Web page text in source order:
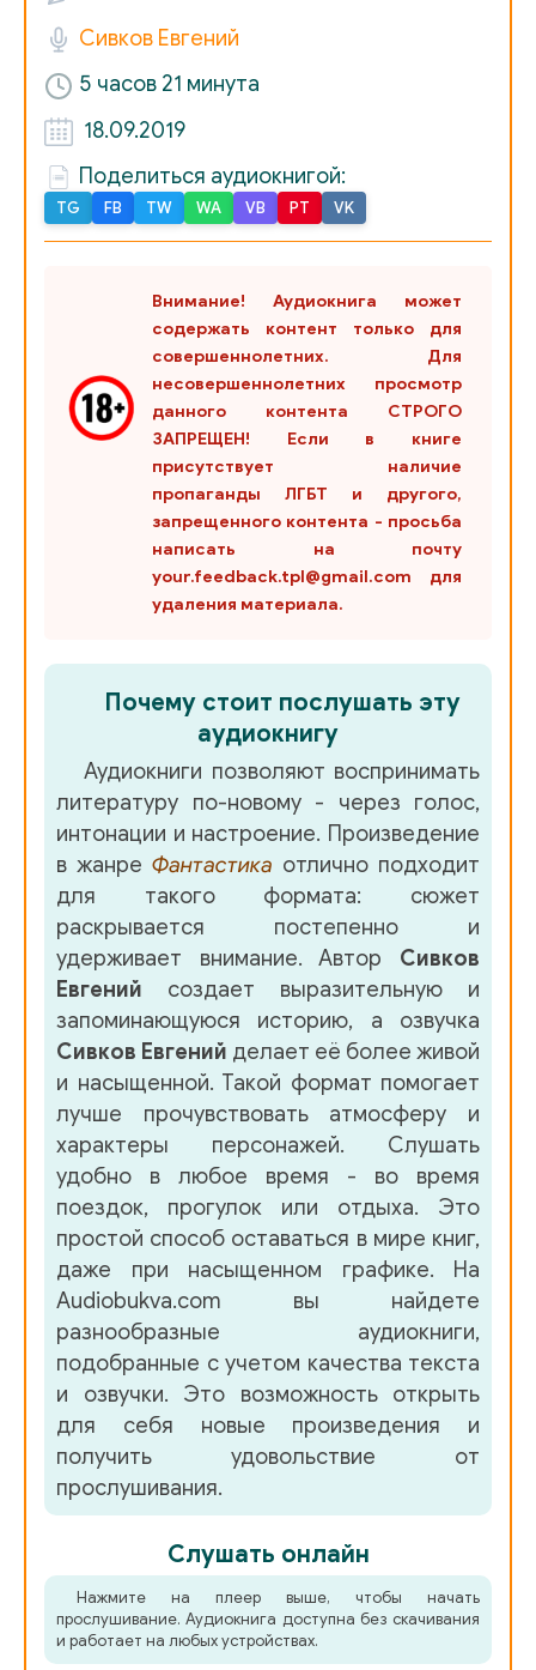
Сивков Евгений
5 часов 21 минута
18.09.2019
Поделиться аудиокнигой:
TG FB TW WA VB PT VK
Внимание! Аудиокнига может
содержать контент только для
совершеннолетних. Для
несовершеннолетних просмотр
данного контента СТРОГО
ЗАПРЕЩЕН! Если в книге
присутствует наличие
пропаганды ЛГБТ и другого,
запрещенного контента - просьба
написать на почту
your.feedback.tpl@gmail.com для
удаления материала.
Почему стоит послушать эту
аудиокнигу
Аудиокниги позволяют воспринимать
литературу по-новому - через голос,
интонации и настроение. Произведение
в жанре Фантастика отлично подходит
для такого формата: сюжет
раскрывается постепенно и
удерживает внимание. Автор Сивков
Евгений создает выразительную и
запоминающуюся историю, а озвучка
Сивков Евгений делает её более живой
и насыщенной. Такой формат помогает
лучше прочувствовать атмосферу и
характеры персонажей. Слушать
удобно в любое время - во время
поездок, прогулок или отдыха. Это
простой способ оставаться в мире книг,
даже при насыщенном графике. На
Audiobukva.com вы найдете
разнообразные аудиокниги,
подобранные с учетом качества текста
и озвучки. Это возможность открыть
для себя новые произведения и
получить удовольствие от
прослушивания.
Слушать онлайн
Нажмите на плеер выше, чтобы начать
прослушивание. Аудиокнига доступна без скачивания
и работает на любых устройствах.